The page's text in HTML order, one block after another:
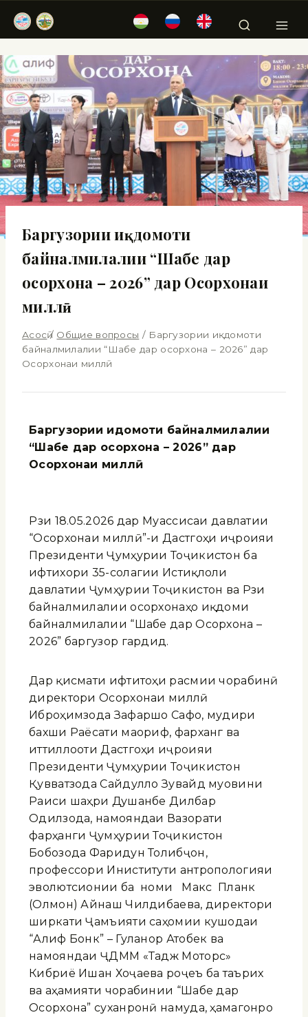
Баргузории иқдомоти
байналмилалии “Шабе дар
осорхона – 2026” дар Осорхонаи
миллӣ
Асосӣ / Общие вопросы / Баргузории иқдомоти
байналмилалии “Шабе дар осорхона – 2026” дар
Осорхонаи миллӣ
Баргузории идомоти байналмилалии
“Шабе дар осорхона – 2026” дар
Осорхонаи миллӣ
Рӯзи 18.05.2026 дар Муассисаи давлатии
“Осорхонаи миллӣ”-и Дастгоҳи иҷроияи
Президенти Ҷумҳурии Тоҷикистон ба
ифтихори 35-солагии Истиқлоли
давлатии Ҷумҳурии Тоҷикистон ва Рӯзи
байналмилалии осорхонаҳо иқдоми
байналмилалии “Шабе дар Осорхона –
2026” баргузор гардид.
Дар қисмати ифтитоҳи расмии чорабинӣ
директори Осорхонаи миллӣ
Иброҳимзода Зафаршо Сафо, мудири
бахши Раёсати маориф, фарханг ва
иттиллооти Дастгоҳи иҷроияи
Президенти Ҷумҳурии Тоҷикистон
Қувватзода Сайдулло Зувайд муовини
Раиси шаҳри Душанбе Дилбар
Одилзода, намояндаи Вазорати
фарҳанги Ҷумҳурии Тоҷикистон
Бобозода Фаридун Толибҷон,
профессори Иниститути антропологияи
эволютсионии ба номи Макс Планк
(Олмон) Айнаш Чилдибаева, директори
ширкати Ҷамъияти саҳомии кушодаи
“Алиф Бонк” – Гуланор Атобек ва
намояндаи ҶДММ «Тадж Моторс»
Кибриё Ишан Хоҷаева роҷеъ ба таърих
ва аҳамияти чорабинии “Шабе дар
Осорхона” суханронӣ намуда, ҳамагонро